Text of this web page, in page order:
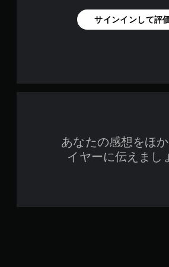
サインインして評
あなたの感想をほ
イヤーに伝えまし